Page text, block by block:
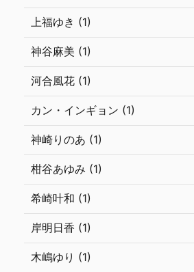
上福ゆき (1)
神谷麻美 (1)
河合風花 (1)
カン・インギョン (1)
神崎りのあ (1)
柑谷あゆみ (1)
希崎叶和 (1)
岸明日香 (1)
木嶋ゆり (1)